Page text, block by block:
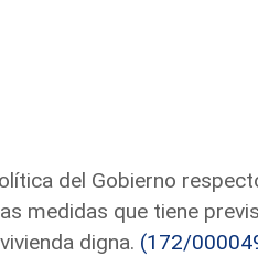
del Gobierno
medidas que tiene
digna. (172/